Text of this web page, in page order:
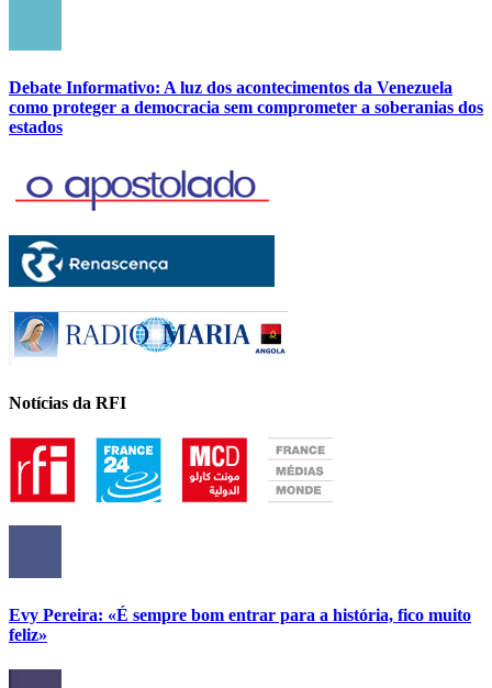
Debate Informativo: A luz dos acontecimentos da Venezuela
como proteger a democracia sem comprometer a soberanias dos
estados
Notícias da RFI
Evy Pereira: «É sempre bom entrar para a história, fico muito
feliz»